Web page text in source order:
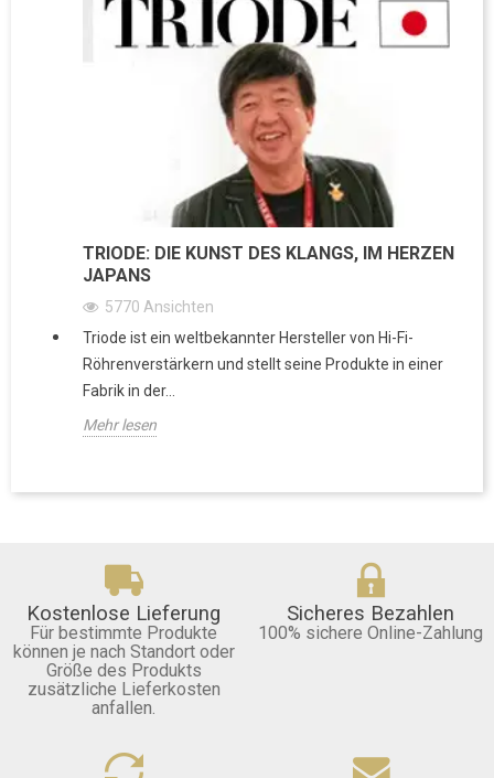
TRIODE: DIE KUNST DES KLANGS, IM HERZEN
JAPANS
5770 Ansichten
Triode ist ein weltbekannter Hersteller von Hi-Fi-
Röhrenverstärkern und stellt seine Produkte in einer
Fabrik in der...
Mehr lesen
Kostenlose Lieferung
Für bestimmte Produkte
können je nach Standort oder
Größe des Produkts
zusätzliche Lieferkosten
anfallen.
Sicheres Bezahlen
100% sichere Online-Zahlung